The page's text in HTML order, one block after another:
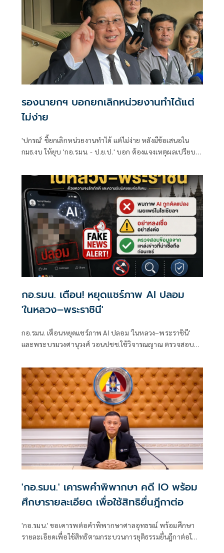
รองนายกฯ บอกยกเลิกหน่วยงานทำได้แต่
ไม่ง่าย
'ปกรณ์' ชี้ยกเลิกหน่วยงานทำได้ แต่ไม่ง่าย หลังมีข้อเสนอใน
กมธ.งบ ให้ยุบ 'กอ.รมน. - ป.ย.ป.' บอก ต้องแจงเหตุผลเปรียบ
กอ.รมน. เตือน! หยุดแชร์ภาพ AI ปลอม
'ในหลวง–พระราชินี'
กอ.รมน. เตือนหยุดแชร์ภาพ AI ปลอม 'ในหลวง–พระราชินี'
และพระบรมวงศานุวงศ์ วอนปชช.ใช้วิจารณญาณ ตรวจสอบ
'กอ.รมน.' เคารพคำพิพากษา คดี IO พร้อม
ศึกษารายละเอียด เพื่อใช้สิทธิยื่นฎีกาต่อ
'กอ.รมน.' ขอเคารพต่อคำพิพากษาศาลอุทธรณ์ พร้อมศึกษา
รายละเอียดเพื่อใช้สิทธิตามกระบวนการยุติธรรมยื่นฎีกาต่อใน